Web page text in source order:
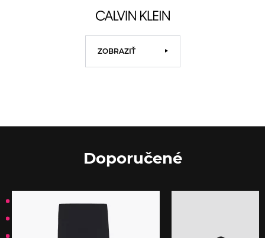
ZOBRAZIŤ
Doporučené